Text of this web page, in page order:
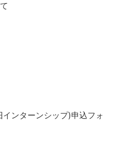
ンターンシップ)申込フォ